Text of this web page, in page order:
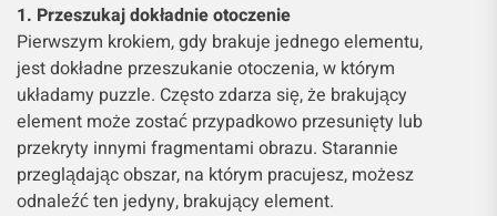
1. Przeszukaj dokładnie otoczenie
Pierwszym krokiem, gdy brakuje jednego elementu,
jest dokładne przeszukanie otoczenia, w którym
układamy puzzle. Często zdarza się, że brakujący
element może zostać przypadkowo przesunięty lub
przekryty innymi fragmentami obrazu. Starannie
przeglądając obszar, na którym pracujesz, możesz
odnaleźć ten jedyny, brakujący element.